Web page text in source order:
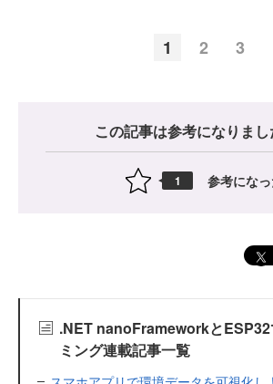
1 2 3
この記事は参考になりまし
1 参考にな
.NET nanoFrameworkとESP32
ミング連載記事一覧